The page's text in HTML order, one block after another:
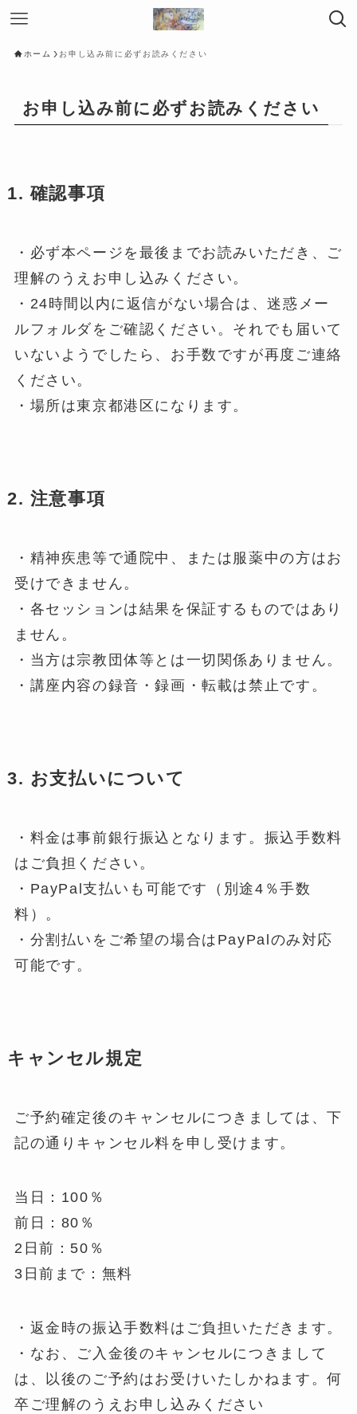
ホーム お申し込み前に必ずお読みください
お申し込み前に必ずお読みください
1. 確認事項
・必ず本ページを最後までお読みいただき、ご
理解のうえお申し込みください。
・24時間以内に返信がない場合は、迷惑メー
ルフォルダをご確認ください。それでも届いて
いないようでしたら、お手数ですが再度ご連絡
ください。
・場所は東京都港区になります。
2. 注意事項
・精神疾患等で通院中、または服薬中の方はお
受けできません。
・各セッションは結果を保証するものではあり
ません。
・当方は宗教団体等とは一切関係ありません。
・講座内容の録音・録画・転載は禁止です。
3. お支払いについて
・料金は事前銀行振込となります。振込手数料
はご負担ください。
・PayPal支払いも可能です（別途4％手数
料）。
・分割払いをご希望の場合はPayPalのみ対応
可能です。
キャンセル規定
ご予約確定後のキャンセルにつきましては、下
記の通りキャンセル料を申し受けます。
当日：100％
前日：80％
2日前：50％
3日前まで：無料
・返金時の振込手数料はご負担いただきます。
・なお、ご入金後のキャンセルにつきまして
は、以後のご予約はお受けいたしかねます。何
卒ご理解のうえお申し込みください